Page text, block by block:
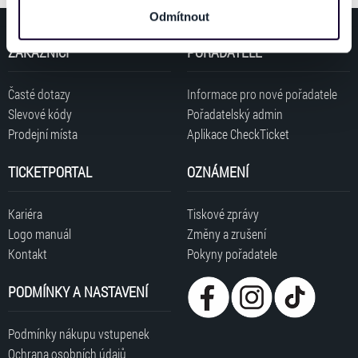
dalšími informacemi, které jste jim poskytli nebo které
získali v důsledku toho, že používáte jejich služby. Jaké
typy cookies používáme, naleznete níže. Možnosti
volbu můžete kdykoliv změnit v zápatí stránky v záložce
„Cookies a jejich nastavení“.
Odmítnout
ZÁKAZNÍCI
Časté dotazy
Slevové kódy
Prodejní místa
POŘADATELÉ
Informace pro nové pořadatele
Pořadatelský admin
Aplikace CheckTicket
TICKETPORTAL
Kariéra
Logo manuál
Kontakt
OZNÁMENÍ
Tiskové zprávy
Změny a zrušení
Pokyny pořadatele
PODMÍNKY A NASTAVENÍ
Podmínky nákupu vstupenek
Ochrana osobních údajů